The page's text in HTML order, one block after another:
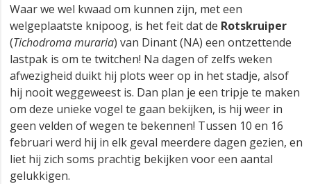
Waar we wel kwaad om kunnen zijn, met een
welgeplaatste knipoog, is het feit dat de Rotskruiper
(Tichodroma muraria) van Dinant (NA) een ontzettende
lastpak is om te twitchen! Na dagen of zelfs weken
afwezigheid duikt hij plots weer op in het stadje, alsof
hij nooit weggeweest is. Dan plan je een tripje te maken
om deze unieke vogel te gaan bekijken, is hij weer in
geen velden of wegen te bekennen! Tussen 10 en 16
februari werd hij in elk geval meerdere dagen gezien, en
liet hij zich soms prachtig bekijken voor een aantal
gelukkigen.